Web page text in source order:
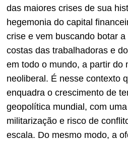
das maiores crises de sua
hegemonia do capital
crise e vem buscando botar
costas das trabalhadoras e
em todo o mundo, a partir do
neoliberal. É nesse contexto
enquadra o crescimento de
geopolítica mundial, com
militarização e risco de
escala. Do mesmo modo, a